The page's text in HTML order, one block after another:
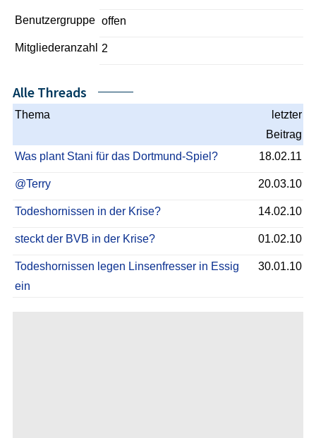
Benutzergruppe offen
Mitgliederanzahl 2
Alle Threads
Thema
letzter
Beitrag
Was plant Stani für das Dortmund-Spiel?
18.02.11
@Terry 20.03.10
Todeshornissen in der Krise? 14.02.10
steckt der BVB in der Krise? 01.02.10
Todeshornissen legen Linsenfresser in Essig
ein
30.01.10